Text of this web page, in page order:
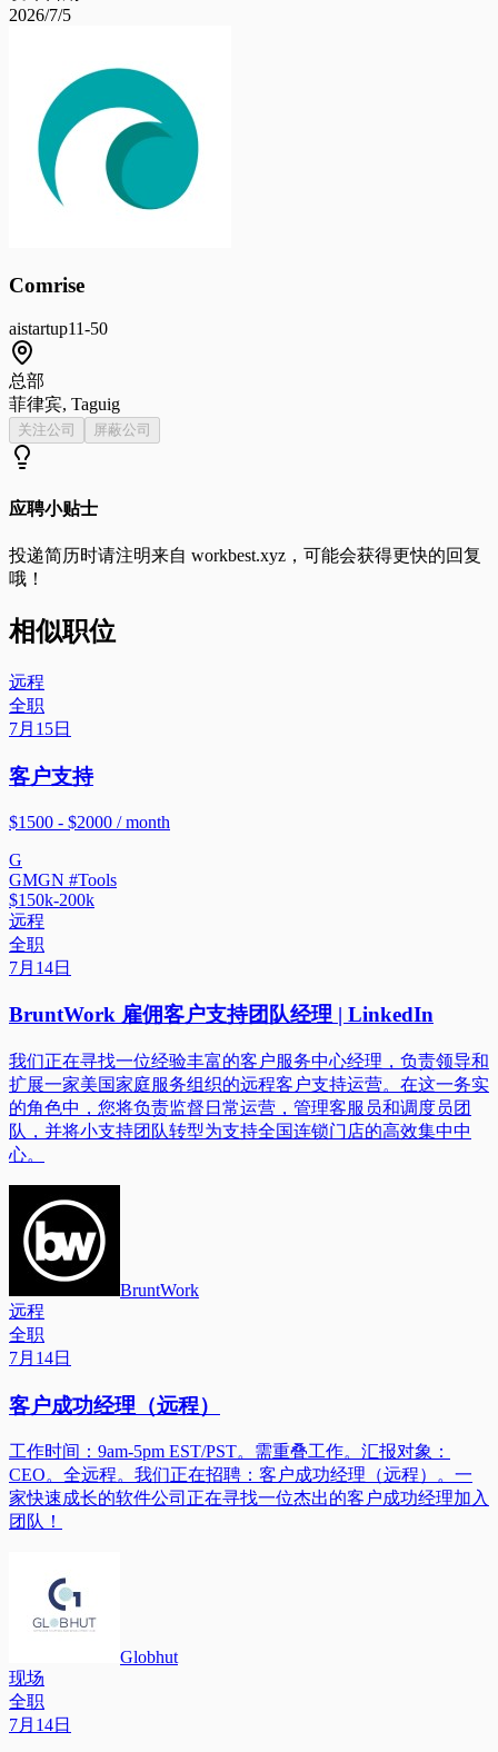
2026/7/5
Comrise
aistartup11-50
总部
菲律宾, Taguig
关注公司 屏蔽公司
应聘小贴士
投递简历时请注明来自 workbest.xyz ，可能会获得更快的回复
哦！
相似职位
远程
全职
7月15日
客户支持
$1500 - $2000 / month
G
GMGN #Tools
$150k-200k
远程
全职
7月14日
BruntWork 雇佣客户支持团队经理 | LinkedIn
我们正在寻找一位经验丰富的客户服务中心经理，负责领导和
扩展一家美国家庭服务组织的远程客户支持运营。在这一务实
的角色中，您将负责监督日常运营，管理客服员和调度员团
队，并将小支持团队转型为支持全国连锁门店的高效集中中
心。
BruntWork
远程
全职
7月14日
客户成功经理（远程）
工作时间：9am-5pm EST/PST。需重叠工作。汇报对象：
CEO。全远程。我们正在招聘：客户成功经理（远程）。一
家快速成长的软件公司正在寻找一位杰出的客户成功经理加入
团队！
Globhut
现场
全职
7月14日